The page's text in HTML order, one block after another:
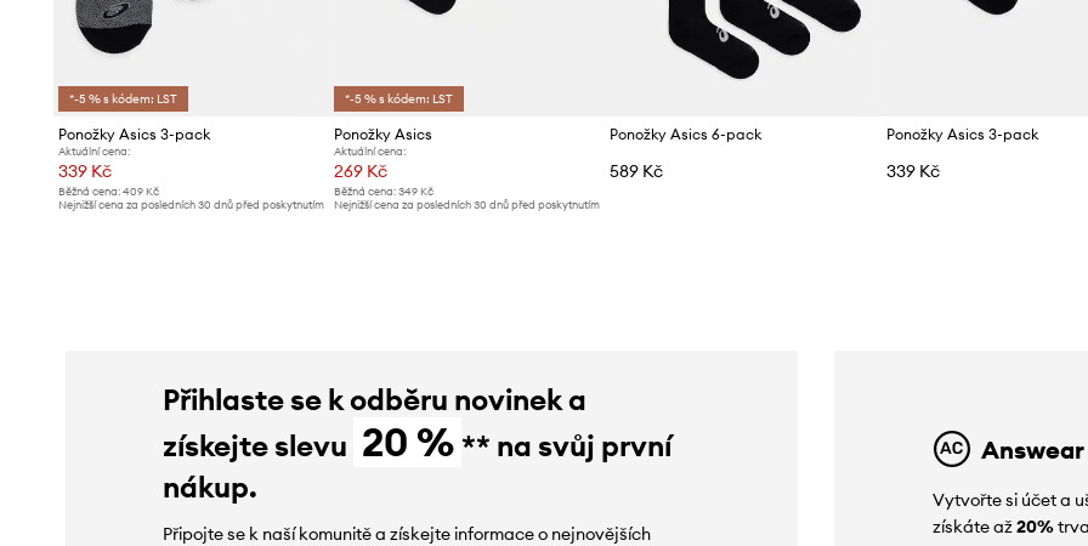
*-5 % s kódem: LST
Ponožky Asics 3-pack
Aktuální cena:
339 Kč
Běžná cena: 409 Kč
Nejnižší cena za posledních 30 dnů před poskytnutím
*-5 % s kódem: LST
Ponožky Asics
Aktuální cena:
269 Kč
Běžná cena:349 Kč
Nejnižší cena za posledních 30 dnů před poskytnutím
Ponožky Asics 6-pack
589 Kč
Ponožky Asics 3-pack
339 Kč
Přihlaste se k odběru novinek a
získejte slevu 20 % ** na svůj první
nákup.
Připojte se k naší komunitě a získejte informace o nejnovějších
Vytvořte si účet a
získáte až20%